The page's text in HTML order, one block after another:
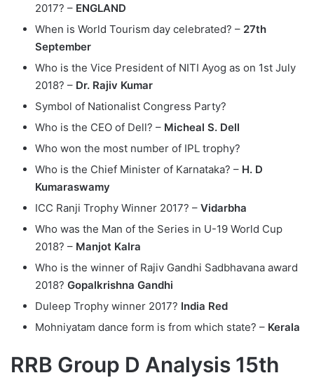
2017? – ENGLAND
When is World Tourism day celebrated? – 27th
September
Who is the Vice President of NITI Ayog as on 1st July
2018? – Dr. Rajiv Kumar
Symbol of Nationalist Congress Party?
Who is the CEO of Dell? – Micheal S. Dell
Who won the most number of IPL trophy?
Who is the Chief Minister of Karnataka? – H. D
Kumaraswamy
ICC Ranji Trophy Winner 2017? – Vidarbha
Who was the Man of the Series in U-19 World Cup
2018? – Manjot Kalra
Who is the winner of Rajiv Gandhi Sadbhavana award
2018? Gopalkrishna Gandhi
Duleep Trophy winner 2017? ‎India Red
Mohniyatam dance form is from which state? – Kerala
RRB Group D Analysis 15th